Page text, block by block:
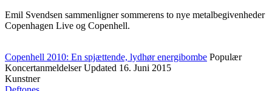
Emil Svendsen sammenligner sommerens to nye metalbegivenheder
Copenhagen Live og Copenhell.
Copenhell 2010: En spjættende, lydhør energibombe Populær
Koncertanmeldelser Updated 16. Juni 2015
Kunstner